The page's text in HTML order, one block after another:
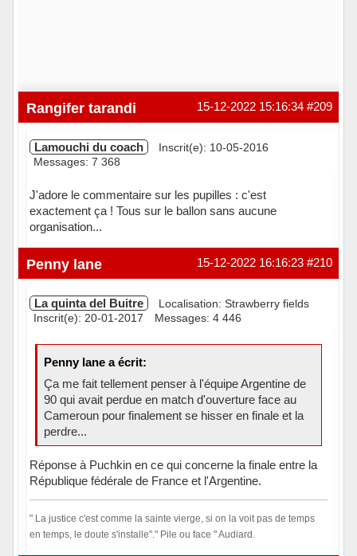
#209
15-12-2022 15:16:34
Rangifer tarandi
Lamouchi du coach
Inscrit(e): 10-05-2016
Messages: 7 368
J'adore le commentaire sur les pupilles : c'est
exactement ça ! Tous sur le ballon sans aucune
organisation...
Hors ligne #210
15-12-2022 16:16:23
Penny lane
La quinta del Buitre
Localisation: Strawberry fields
Inscrit(e): 20-01-2017
Messages: 4 446
Penny lane a écrit:
Ça me fait tellement penser à l'équipe Argentine de
90 qui avait perdue en match d'ouverture face au
Cameroun pour finalement se hisser en finale et la
perdre...
Réponse à Puchkin en ce qui concerne la finale entre la
République fédérale de France et l'Argentine.
" La justice c'est comme la sainte vierge, si on la voit pas de temps
en temps, le doute s'installe"." Pile ou face " Audiard.